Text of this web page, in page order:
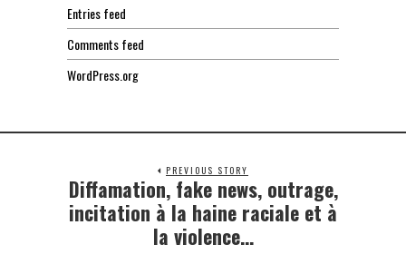
Entries feed
Comments feed
WordPress.org
PREVIOUS STORY
Previous
post:
Diffamation, fake news, outrage,
incitation à la haine raciale et à
la violence…